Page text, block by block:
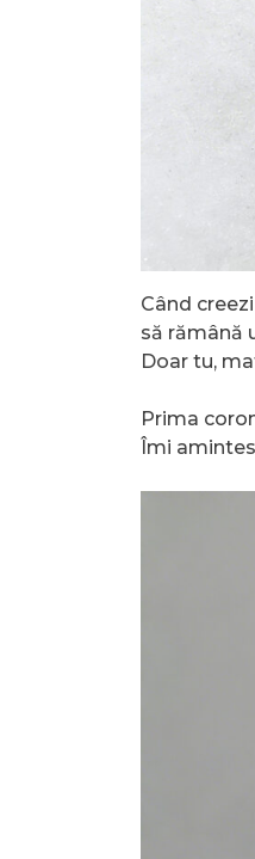
Când
să rămână
Doar tu,
Prima
Îmi